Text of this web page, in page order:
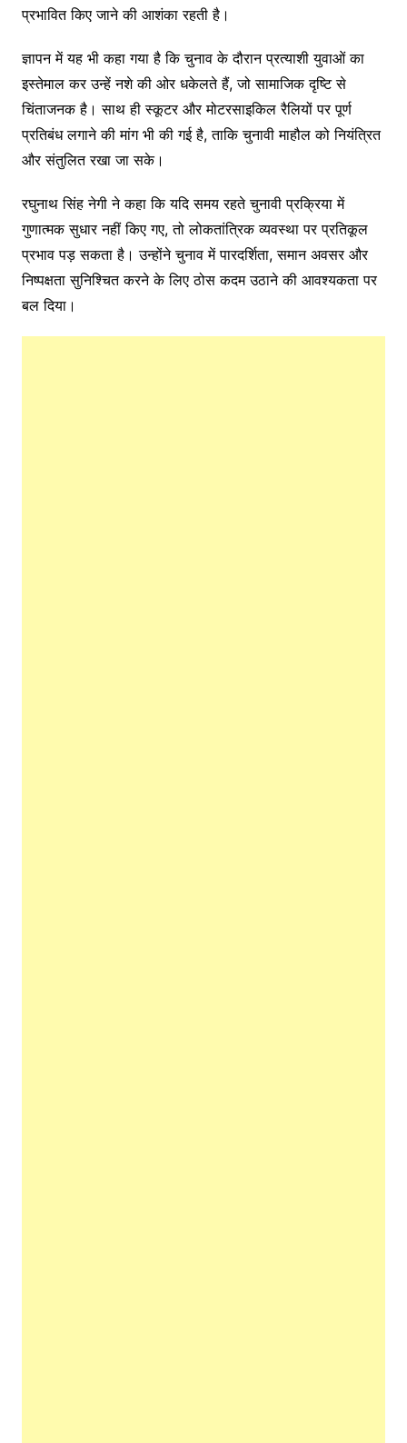
प्रभावित किए जाने की आशंका रहती है।
ज्ञापन में यह भी कहा गया है कि चुनाव के दौरान प्रत्याशी युवाओं का
इस्तेमाल कर उन्हें नशे की ओर धकेलते हैं, जो सामाजिक दृष्टि से
चिंताजनक है। साथ ही स्कूटर और मोटरसाइकिल रैलियों पर पूर्ण
प्रतिबंध लगाने की मांग भी की गई है, ताकि चुनावी माहौल को नियंत्रित
और संतुलित रखा जा सके।
रघुनाथ सिंह नेगी ने कहा कि यदि समय रहते चुनावी प्रक्रिया में
गुणात्मक सुधार नहीं किए गए, तो लोकतांत्रिक व्यवस्था पर प्रतिकूल
प्रभाव पड़ सकता है। उन्होंने चुनाव में पारदर्शिता, समान अवसर और
निष्पक्षता सुनिश्चित करने के लिए ठोस कदम उठाने की आवश्यकता पर
बल दिया।